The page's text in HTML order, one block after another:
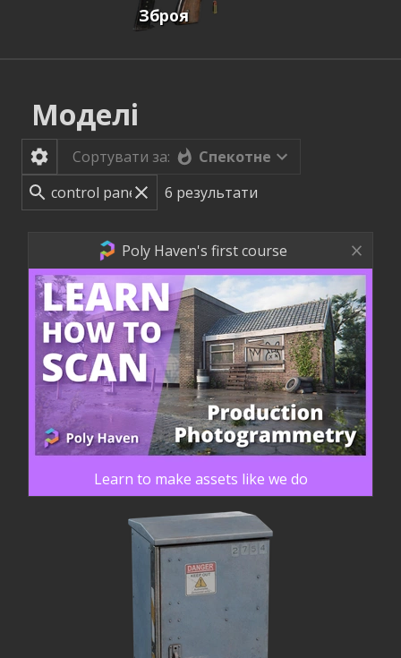
Зброя
Моделі
Сортувати за:
Спекотне
6 результати
Poly Haven's first course
Learn to make assets like we do